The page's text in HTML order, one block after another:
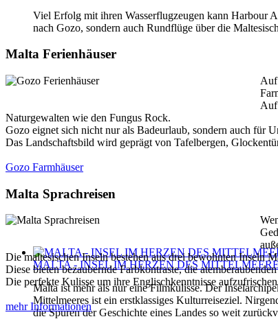
MALTA - INSEL IM HERZEN DES
Malta ist mehr als nur eine Filmkulisse. Der
Mittelmeeres ist ein erstklassiges Kulturreiseziel.
die Spuren der Geschichte eines Landes so weit
Viel Erfolg mit ihren Wasserflugzeugen kann Harbour
nach Gozo, sondern auch Rundflüge über die
Malta Ferienhäuser
Auf
Auf
Naturgewalten wie den Fungus Rock.
Gozo eignet sich nicht nur als Badeurlaub, sondern auch für
Das Landschaftsbild wird geprägt von Tafelbergen,
Gozo Farmhäuser
Malta Sprachreisen
Die maltesischen Inseln bestehen aus drei bewohnten Inseln
Diese bieten bezaubernde Farbkontraste, die
Die perfekte Kulisse um ihre Englischkenntnisse
mehr Informationen